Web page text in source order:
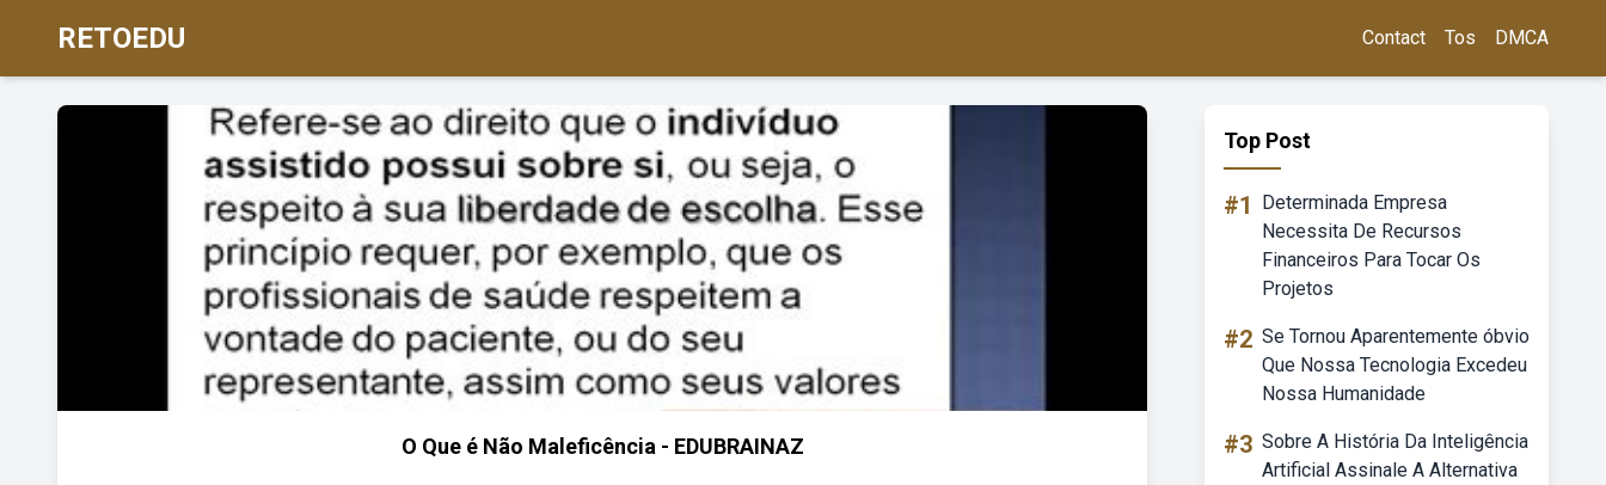
RETOEDU Contact Tos DMCA
O Que é Não Maleficência - EDUBRAINAZ
Top Post
#1
Determinada Empresa
Necessita De Recursos
Financeiros Para Tocar Os
Projetos
#2 Se Tornou Aparentemente óbvio
Que Nossa Tecnologia Excedeu
Nossa Humanidade
#3 Sobre A História Da Inteligência
Artificial Assinale A Alternativa